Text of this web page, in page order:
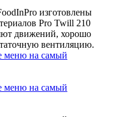
изготовлены
Pro Twill 210
движений, хорошо
вентиляцию.